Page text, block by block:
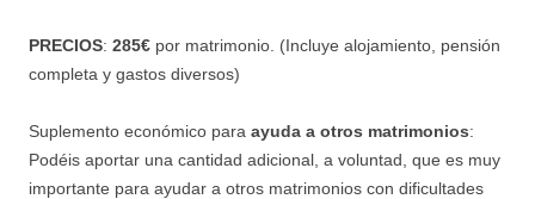
PRECIOS: 285€ por matrimonio. (Incluye alojamiento, pensión
completa y gastos diversos)
Suplemento económico para ayuda a otros matrimonios:
Podéis aportar una cantidad adicional, a voluntad, que es muy
importante para ayudar a otros matrimonios con dificultades